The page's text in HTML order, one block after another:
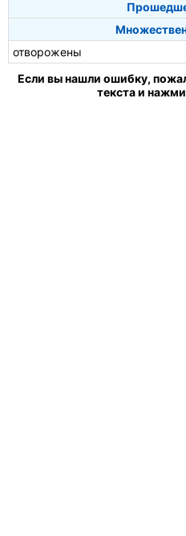
отворожены
Если вы нашли ошибку,
текста и